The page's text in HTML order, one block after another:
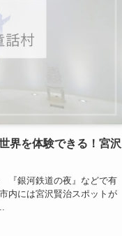
界を体験できる！宮沢
『銀河鉄道の夜』などで有
内には宮沢賢治スポットが